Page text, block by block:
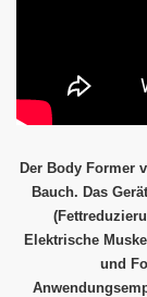
Der Body Former
Bauch. Das
Elektrische
und